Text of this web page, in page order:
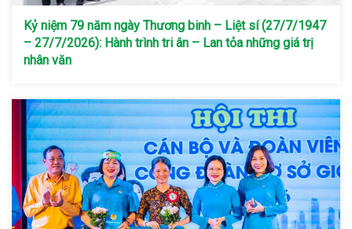
Kỷ niệm 79 năm ngày Thương binh – Liệt sí (27/7/1947
– 27/7/2026): Hành trình tri ân – Lan tỏa những giá trị
nhân văn